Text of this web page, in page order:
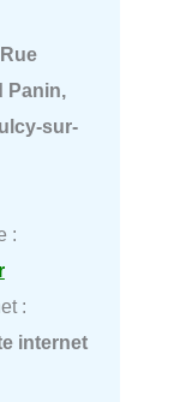
Rue
Panin,
sur-
:
:
internet